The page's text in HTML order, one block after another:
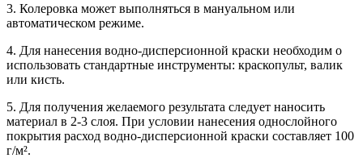
3. Колеровка может выполняться в мануальном или
автоматическом режиме.
4. Для нанесения водно-дисперсионной краски необходим о
использовать стандартные инструменты: краскопульт, валик
или кисть.
5. Для получения желаемого результата следует наносить
материал в 2-3 слоя. При условии нанесения однослойного
покрытия расход водно-дисперсионной краски составляет 100
г/м².